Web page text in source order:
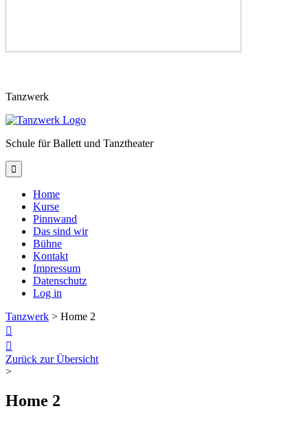
to
Tanzwerk
Schule für Ballett und Tanztheater

Home
Kurse
Pinnwand
Das sind wir
Bühne
Kontakt
Impressum
Datenschutz
Log in
Tanzwerk > Home 2


Zurück zur Übersicht
>
Home 2